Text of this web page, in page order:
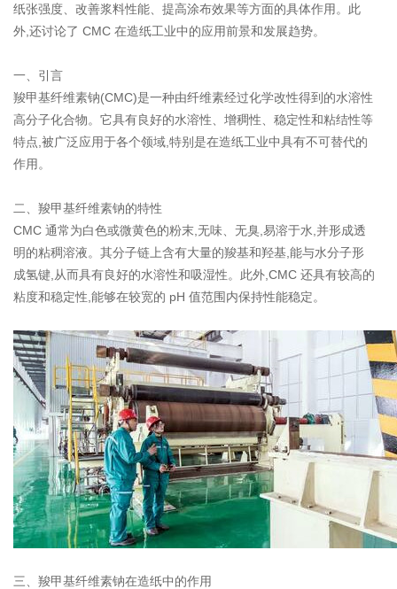
纸张强度、改善浆料性能、提高涂布效果等方面的具体作用。此
外,还讨论了 CMC 在造纸工业中的应用前景和发展趋势。
一、引言
羧甲基纤维素钠(CMC)是一种由纤维素经过化学改性得到的水溶性
高分子化合物。它具有良好的水溶性、增稠性、稳定性和粘结性等
特点,被广泛应用于各个领域,特别是在造纸工业中具有不可替代的
作用。
二、羧甲基纤维素钠的特性
CMC 通常为白色或微黄色的粉末,无味、无臭,易溶于水,并形成透
明的粘稠溶液。其分子链上含有大量的羧基和羟基,能与水分子形
成氢键,从而具有良好的水溶性和吸湿性。此外,CMC 还具有较高的
粘度和稳定性,能够在较宽的 pH 值范围内保持性能稳定。
三、羧甲基纤维素钠在造纸中的作用